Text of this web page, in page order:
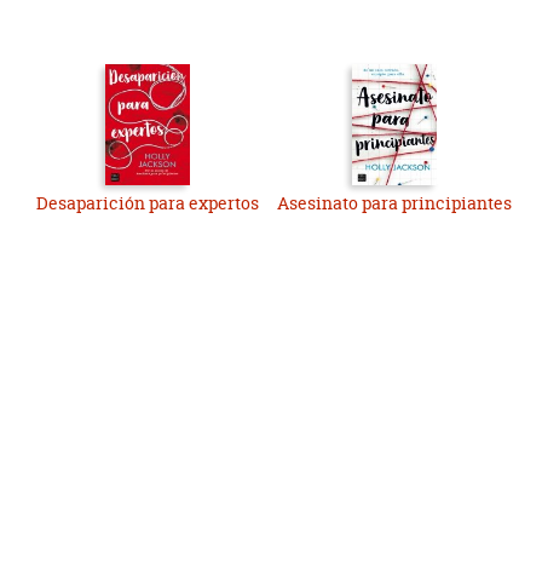
Desaparición para expertos Asesinato para principiantes